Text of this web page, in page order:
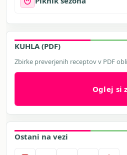
KUHLA (PDF)
Zbirke preverjenih receptov v PDF
Oglej si
Ostani na vezi